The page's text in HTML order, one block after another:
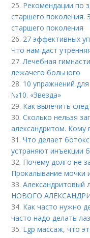
25. Рекомендации по
старшего поколения.
старшего поколения
26. 27 эффективных
Что нам даст
27.Лечебная
лежачего больного
28. 10 упражнений
№10. «Звезда»
29. Как вылечить
30.Сколько нельзя
александритом. Кому
31.Что делает
устраняют инъекции
32. Почему долго не
Прокалывание мочки
33.
НОВОГО
34. Как часто нужно
часто надо делать
35. Lgp массаж, что